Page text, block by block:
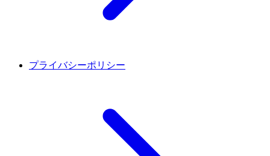
プライバシーポリシー